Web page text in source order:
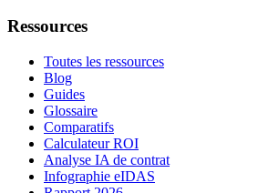
Ressources
Toutes les ressources
Blog
Guides
Glossaire
Comparatifs
Calculateur ROI
Analyse IA de contrat
Infographie eIDAS